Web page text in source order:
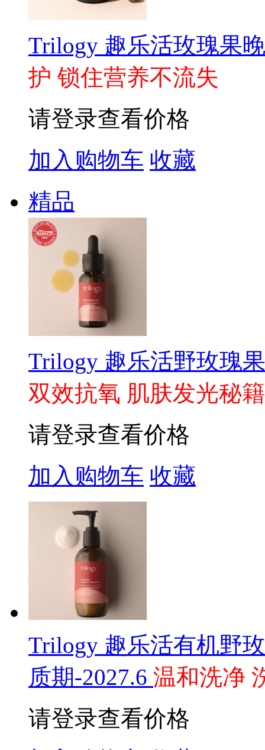
Trilogy 趣乐活玫瑰果
护 锁住营养不流失
请登录查看价格
加入购物车 收藏
精品
Trilogy 趣乐活野玫瑰
双效抗氧 肌肤发光秘籍
请登录查看价格
加入购物车 收藏
Trilogy 趣乐活有机野
质期-2027.6 温和洗净
请登录查看价格